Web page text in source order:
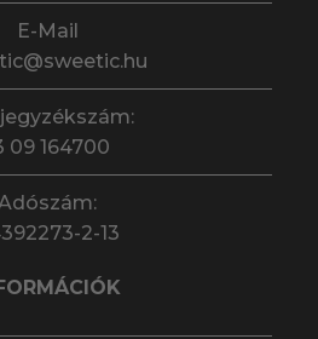
E-Mail
09 164700
2-13